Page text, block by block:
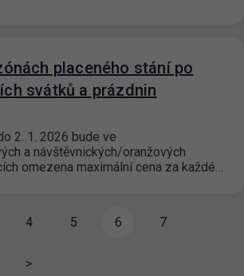
placeného stání po
svátků a prázdnin
2. 1. 2026 bude ve
a návštěvnických/oranžových
omezena maximální cena za každé…
4 5 6 7
>